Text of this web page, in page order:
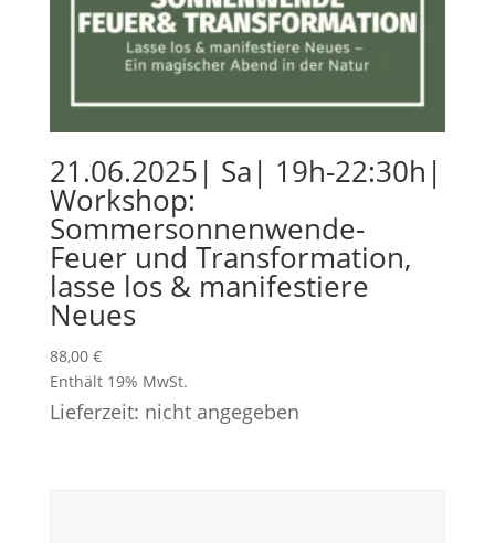
21.06.2025| Sa| 19h-22:30h|
Workshop:
Sommersonnenwende-
Feuer und Transformation,
lasse los & manifestiere
Neues
88,00 €
Enthält 19% MwSt.
Lieferzeit: nicht angegeben